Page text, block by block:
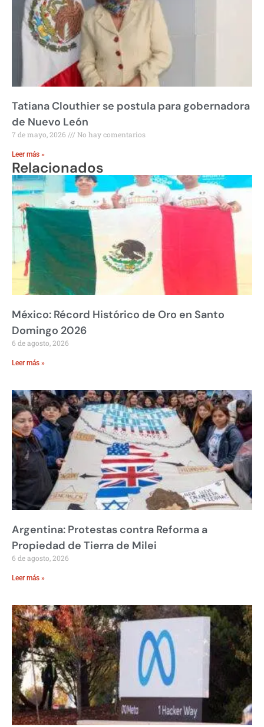
Tatiana Clouthier se postula para gobernadora
de Nuevo León
7 de mayo, 2026 No hay comentarios
Leer más »
Relacionados
México: Récord Histórico de Oro en Santo
Domingo 2026
6 de agosto, 2026
Leer más »
Argentina: Protestas contra Reforma a
Propiedad de Tierra de Milei
6 de agosto, 2026
Leer más »